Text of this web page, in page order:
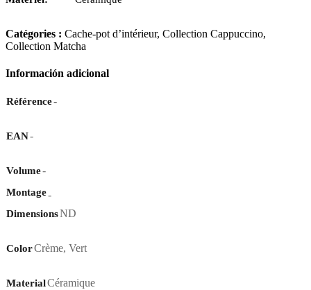
Catégories : Cache-pot d’intérieur, Collection Cappuccino,
Collection Matcha
Información adicional
Référence-
EAN-
Volume-
Montage-
DimensionsND
ColorCrème, Vert
MaterialCéramique